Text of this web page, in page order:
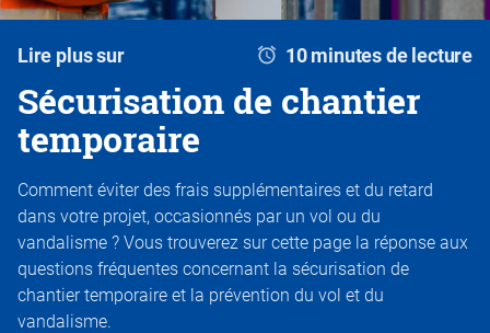
Webshop
Lire plus sur 10 minutes de lecture
Sécurisation de chantier
temporaire
Comment éviter des frais supplémentaires et du retard
dans votre projet, occasionnés par un vol ou du
vandalisme ? Vous trouverez sur cette page la réponse aux
questions fréquentes concernant la sécurisation de
chantier temporaire et la prévention du vol et du
vandalisme.